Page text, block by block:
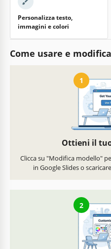
Personalizza testo,
immagini e colori
Come usare e
1
Ottieni il
Clicca su "Modifica modello"
in Google Slides o
2